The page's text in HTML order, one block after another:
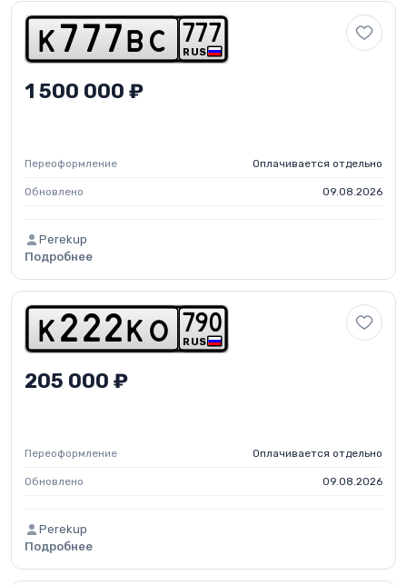
k 7 7 7 b c RUS
7 7 7
1 500 000 ₽
Переоформление Оплачивается отдельно
Обновлено 09.08.2026
Perekup
Подробнее
k 2 2 2 k o RUS
790
205 000 ₽
Переоформление Оплачивается отдельно
Обновлено 09.08.2026
Perekup
Подробнее